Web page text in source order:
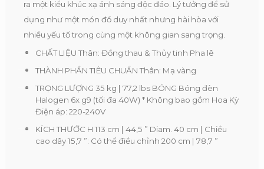
ra một kiểu khúc xạ ánh sáng độc đáo. Lý tưởng để sử
dụng như một món đồ duy nhất nhưng hài hòa với
nhiều yếu tố trong cùng một không gian sang trọng.
CHẤT LIỆU Thân: Đồng thau & Thủy tinh Pha lê
THÀNH PHẦN TIÊU CHUẨN Thân: Mạ vàng
TRỌNG LƯỢNG 35 kg | 77,2 lbs BÓNG Bóng đèn
Halogen 6x g9 (tối đa 40W) * Không bao gồm Hoa Kỳ
Điện áp: 220-240V
KÍCH THƯỚC H 113 cm | 44,5 ” Diam. 40 cm | Chiều
cao dây 15,7 ”: Có thể điều chỉnh 200 cm | 78,7 ”